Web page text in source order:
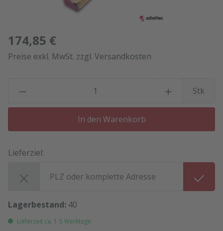
174,85 €
Preise exkl. MwSt. zzgl. Versandkosten
Stk
In den Warenkorb
Lieferziel:
Lagerbestand: 40
Lieferzeit ca. 1-5 Werktage